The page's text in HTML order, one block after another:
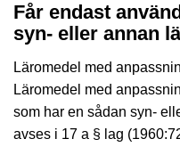
Får endast
syn- eller annan
Läromedel med
Läromedel med
som har en sådan syn-
avses i 17 a § lag